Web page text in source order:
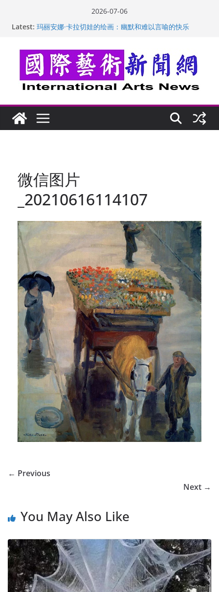
2026-07-06
Latest: 美国加州正式设立“李小龙日” 成首位获州级纪念日华裔
美国人
苏方 ：“字”得其乐
“梵心”归处：一场展览 连着攀枝花的千里乡愁
英国女画家亨丽埃塔·史密斯的花卉静物画
微信图片
_20210616114107
← Previous
Next →
You May Also Like